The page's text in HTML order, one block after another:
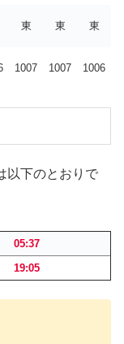
東 東 東
1007 1007 1006
以下のとおりで
05:37
19:05